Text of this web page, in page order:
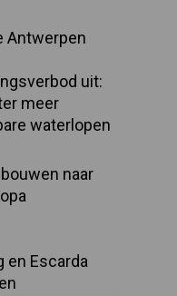
Antwerpen
uit:
meer
waterlopen
naar
en Escarda